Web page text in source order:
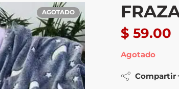
AGOTADO
$ 59.00
Agotado
Compartir